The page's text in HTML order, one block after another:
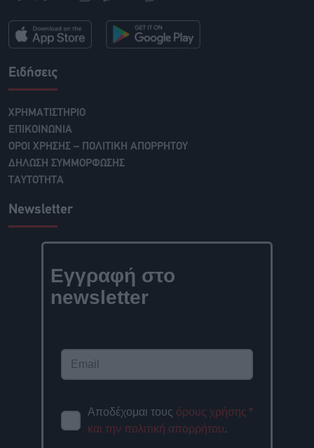
Ειδήσεις
ΧΡΗΜΑΤΙΣΤΗΡΙΟ
ΕΠΙΚΟΙΝΩΝΙΑ
ΟΡΟΙ ΧΡΗΣΗΣ – ΠΟΛΙΤΙΚΗ ΑΠΟΡΡΗΤΟΥ
ΔΗΛΩΣΗ ΣΥΜΜΟΡΦΩΣΗΣ
ΤΑΥΤΟΤΗΤΑ
Newsletter
Εγγραφή στο
newsletter
Αποδέχομαι τους όρους χρήσης
και την πολιτική απορρήτου.
*